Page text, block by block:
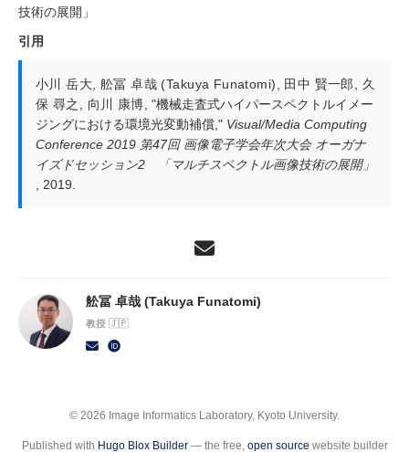
技術の展開」
引用
小川 岳大 舩冨 卓哉 (Takuya Funatomi) 田中 賢一郎
久
保 尋之
向川 康博 ,"機械走査式ハイパースペクトルイメー
ジングにおける環境光変動補償," Visual/Media Computing
Conference 2019 第47回 画像電子学会年次大会 オーガナ
イズドセッション2 「マルチスペクトル画像技術の展開」
, 2019.
舩冨 卓哉 (Takuya Funatomi)
教授 🇯🇵
© 2026 Image Informatics Laboratory, Kyoto University.
Published with Hugo Blox Builder— the free, open source website builder